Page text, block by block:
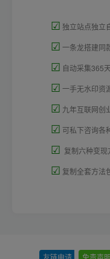
☑ 独立站点独立
☑ 一条龙搭建同
☑ 自动采集365
☑ 一手无水印资
☑ 九年互联网创
☑ 可私下咨询各
☑ 复制六种变现
☑ 复制全套方法
友链申请 免责声明